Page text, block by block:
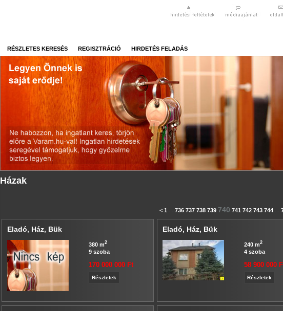
RÉSZLETES KERESÉS REGISZTRÁCIÓ HIRDETÉS FELADÁS
Házak
< 1 736 737 738 739 740 741 742 743 744...
Eladó, Ház, Bük
380 m2
9 szoba
170 000 000 Ft
Részletek
Eladó, Ház, Bük
240 m2
4 szoba
58 900 000
Részletek